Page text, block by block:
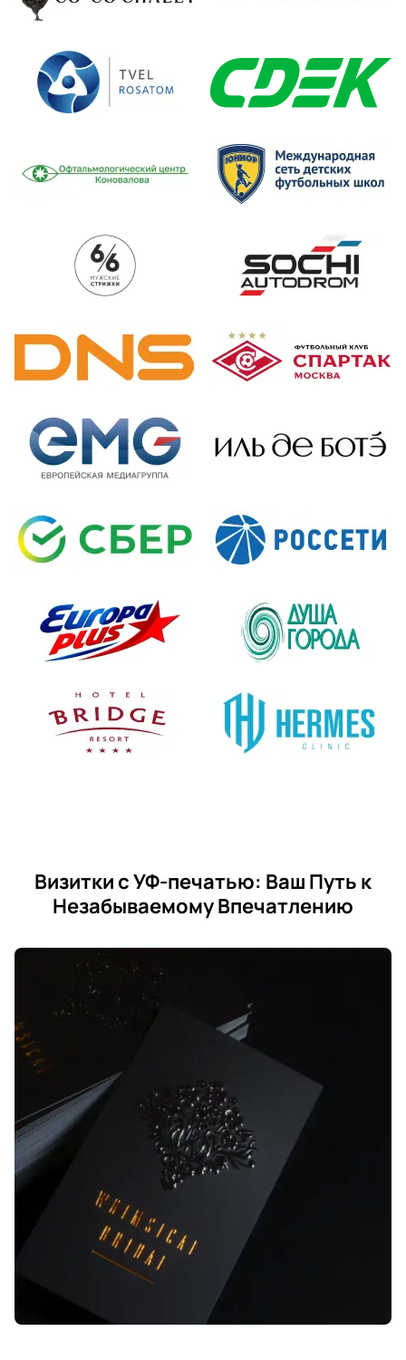
Визитки с УФ-печатью: Ваш Путь к
Незабываемому Впечатлению